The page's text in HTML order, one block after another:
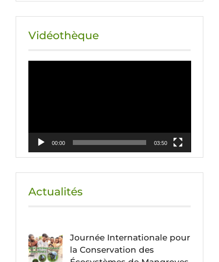
Vidéothèque
00:00 03:50
Actualités
Journée Internationale pour
la Conservation des